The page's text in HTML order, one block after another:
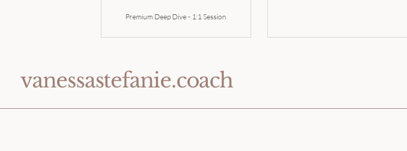
Premium Deep Dive - 1:1 Session
vanessastefanie.coach